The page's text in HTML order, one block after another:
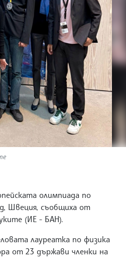
олимпиада по
Швеция, съобщиха от
(ИЕ - БАН).
лауреатка по физика
от 23 държави членки на